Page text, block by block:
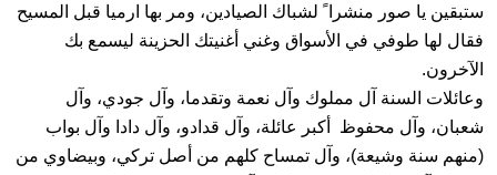
ستبقين يا صور منشرا ً لشباك الصيادين، ومر بها ارميا قبل المسيح
فقال لها طوفي في الأسواق وغني أغنيتك الحزينة ليسمع بك
الآخرون.
وعائلات السنة آل مملوك وآل نعمة وتقدما، وآل جودي، وآل
شعبان، وآل محفوظ أكبر عائلة، وآل قدادو، وآل دادا وآل بواب
(منهم سنة وشيعة)، وآل تمساح كلهم من أصل تركي، وبيضاوي من